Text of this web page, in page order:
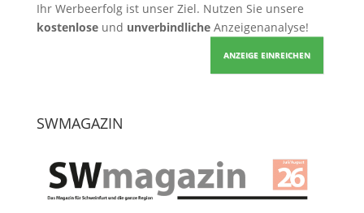
Ihr Werbeerfolg ist unser Ziel. Nutzen Sie unsere
kostenloseund unverbindlicheAnzeigenanalyse!
ANZEIGE EINREICHEN
SWMAGAZIN